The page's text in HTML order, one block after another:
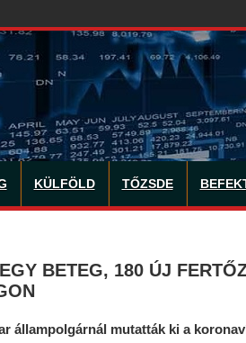
KÜLFÖLD TŐZSDE
BETEG, 180 ÚJ
állampolgárnál mutatták ki a